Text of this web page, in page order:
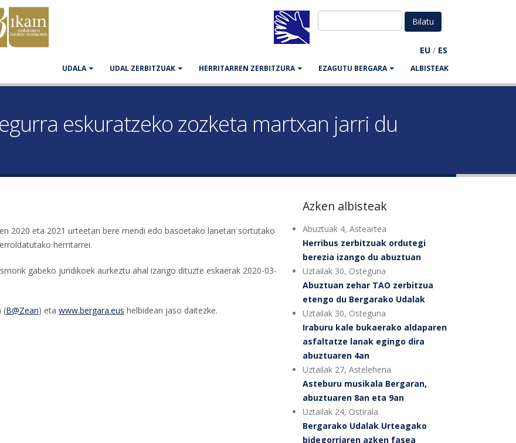
EU / ES
UDALA UDAL ZERBITZUAK HERRITARREN ZERBITZURA EZAGUTU BERGARA ALBISTEAK
eskuratzeko zozketa martxan jarri du
2020 eta 2021 urteetan bere mendi edo basoetako lanetan sortutako
herritarrei.
gabeko juridikoek aurkeztu ahal izango dituzte eskaerak 2020-03-
(B@Zean) eta www.bergara.eus helbidean jaso daitezke.
Azken albisteak
Abuztuak 4, Asteartea
Herribus zerbitzuak ordutegi
berezia izango du abuztuan
Uztailak 30, Osteguna
Abuztuan zehar TAO zerbitzua
etengo du Bergarako Udalak
Uztailak 30, Osteguna
Iraburu kale bukaerako aldaparen
asfaltatze lanak egingo dira
abuztuaren 4an
Uztailak 27, Astelehena
Asteburu musikala Bergaran,
abuztuaren 8an eta 9an
Uztailak 24, Ostirala
Bergarako Udalak Urteagako
bidegorriaren azken fasea